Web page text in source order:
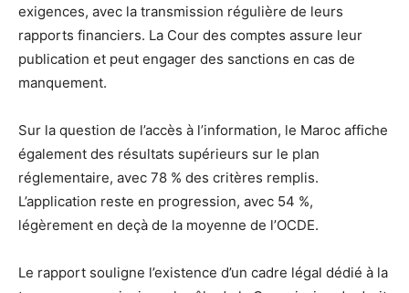
exigences, avec la transmission régulière de leurs
rapports financiers. La Cour des comptes assure leur
publication et peut engager des sanctions en cas de
manquement.
Sur la question de l’accès à l’information, le Maroc affiche
également des résultats supérieurs sur le plan
réglementaire, avec 78 % des critères remplis.
L’application reste en progression, avec 54 %,
légèrement en deçà de la moyenne de l’OCDE.
Le rapport souligne l’existence d’un cadre légal dédié à la